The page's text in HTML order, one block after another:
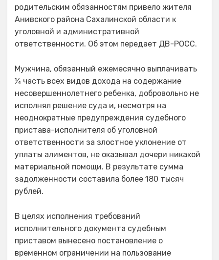
родительским обязанностям привело жителя
Анивского района Сахалинской области к
уголовной и административной
ответственности. Об этом передает ДВ-РОСС.
Мужчина, обязанный ежемесячно выплачивать
¼ часть всех видов дохода на содержание
несовершеннолетнего ребенка, добровольно не
исполнял решение суда и, несмотря на
неоднократные предупреждения судебного
пристава-исполнителя об уголовной
ответственности за злостное уклонение от
уплаты алиментов, не оказывал дочери никакой
материальной помощи. В результате сумма
задолженности составила более 180 тысяч
рублей.
В целях исполнения требований
исполнительного документа судебным
приставом вынесено постановление о
временном ограничении на пользование